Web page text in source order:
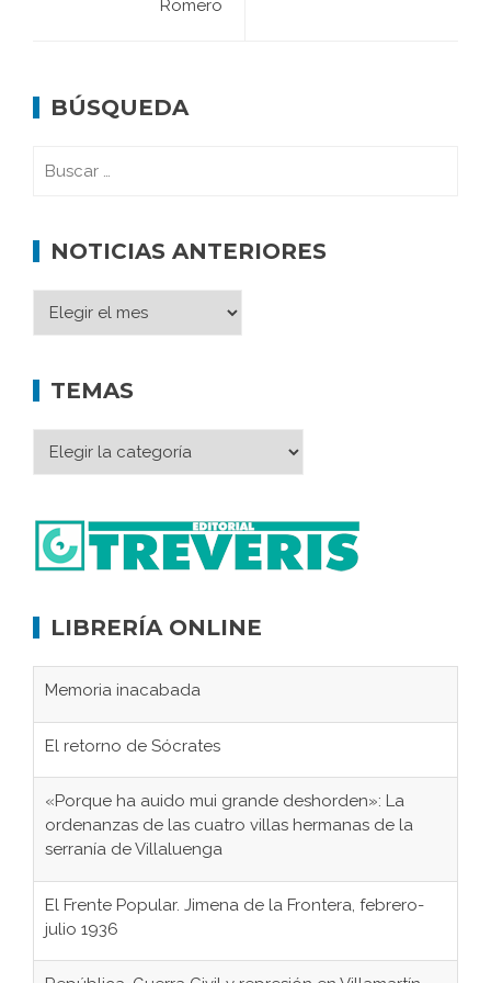
Romero
BÚSQUEDA
NOTICIAS ANTERIORES
TEMAS
LIBRERÍA ONLINE
Memoria inacabada
El retorno de Sócrates
«Porque ha auido mui grande deshorden»: La
ordenanzas de las cuatro villas hermanas de la
serranía de Villaluenga
El Frente Popular. Jimena de la Frontera, febrero-
julio 1936